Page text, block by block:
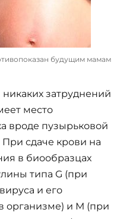
будущим мамам
затруднений
место
вроде пузырьковой
сдаче крови на
в биообразцах
типа G (при
и его
организме) и M (при